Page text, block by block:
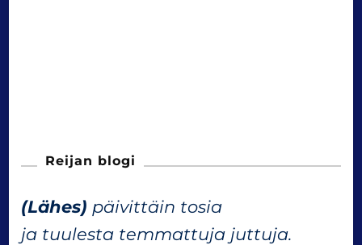
Reijan blogi
(Lähes) päivittäin tosia
ja tuulesta temmattuja juttuja.